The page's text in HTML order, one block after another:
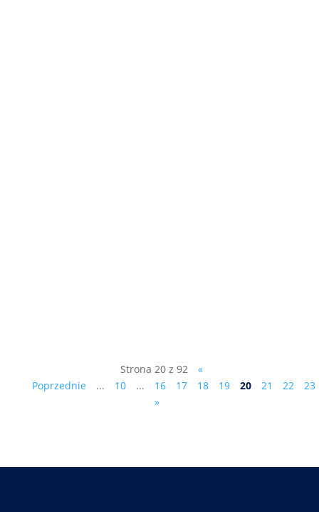
Strona 20 z 92
«
Poprzednie
... 10 ... 16 17 18 19 20 21 22
23
»